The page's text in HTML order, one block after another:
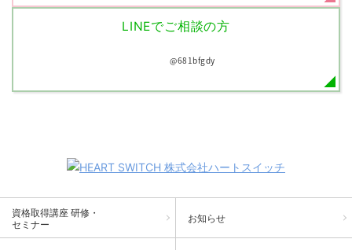
LINEでご相談の方
@681bfgdy
資格取得講座 研修・
セミナー
お知らせ